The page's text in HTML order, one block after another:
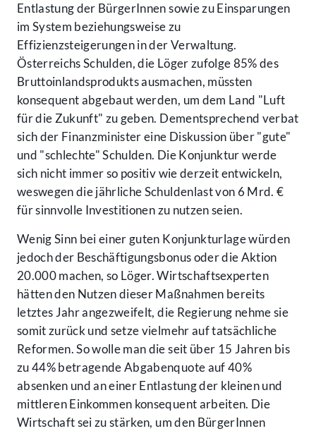
Entlastung der BürgerInnen sowie zu Einsparungen
im System beziehungsweise zu
Effizienzsteigerungen in der Verwaltung.
Österreichs Schulden, die Löger zufolge 85% des
Bruttoinlandsprodukts ausmachen, müssten
konsequent abgebaut werden, um dem Land "Luft
für die Zukunft" zu geben. Dementsprechend verbat
sich der Finanzminister eine Diskussion über "gute"
und "schlechte" Schulden. Die Konjunktur werde
sich nicht immer so positiv wie derzeit entwickeln,
weswegen die jährliche Schuldenlast von 6 Mrd. €
für sinnvolle Investitionen zu nutzen seien.
Wenig Sinn bei einer guten Konjunkturlage würden
jedoch der Beschäftigungsbonus oder die Aktion
20.000 machen, so Löger. Wirtschaftsexperten
hätten den Nutzen dieser Maßnahmen bereits
letztes Jahr angezweifelt, die Regierung nehme sie
somit zurück und setze vielmehr auf tatsächliche
Reformen. So wolle man die seit über 15 Jahren bis
zu 44% betragende Abgabenquote auf 40%
absenken und an einer Entlastung der kleinen und
mittleren Einkommen konsequent arbeiten. Die
Wirtschaft sei zu stärken, um den BürgerInnen